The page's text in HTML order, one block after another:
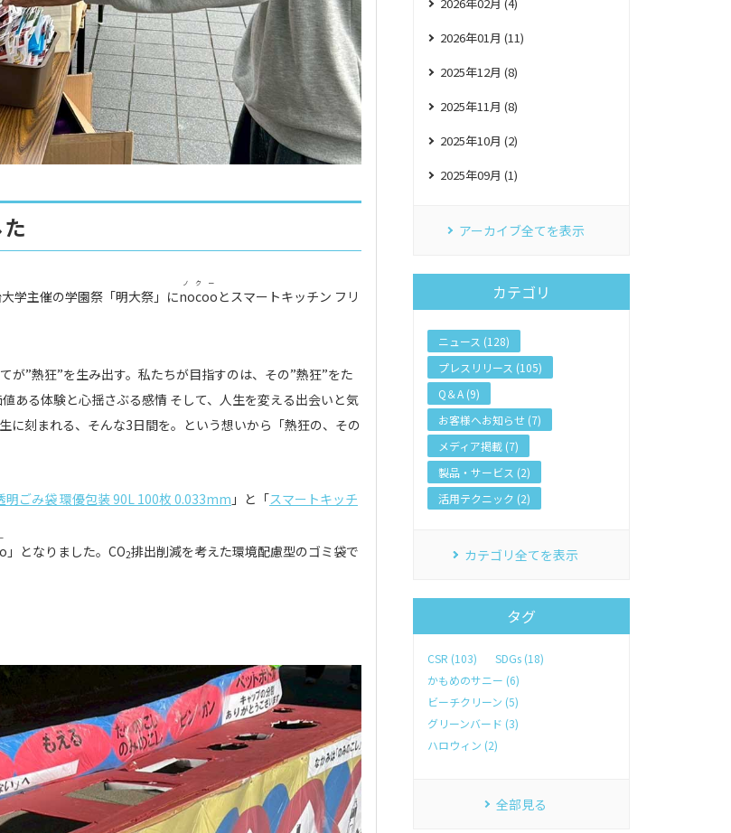
学主催の学園祭「明大祭」にnocoo
ノクー
とスマートキッチン フリ
”熱狂”を生み出す。私たちが目指すのは、その”熱狂”をた
ある体験と心揺さぶる感情 そして、人生を変える出会いと気
に刻まれる、そんな3日間を。という想いから「熱狂の、その
明ごみ袋 環優包装 90L 100枚 0.033mm 」と「スマートキッチ
」となりました。CO2排出削減を考えた環境配慮型のゴミ袋で
2026年01月 (11)
2025年12月 (8)
2025年11月 (8)
2025年10月 (2)
2025年09月 (1)
アーカイブ全てを表示
カテゴリ
ニュース (128)
プレスリリース (105)
Q＆A (9)
お客様へお知らせ (7)
メディア掲載 (7)
製品・サービス (2)
活用テクニック (2)
カテゴリ全てを表示
タグ
CSR (103)
SDGs (18)
かもめのサニー (6)
ビーチクリーン (5)
グリーンバード (3)
ハロウィン (2)
全部見る